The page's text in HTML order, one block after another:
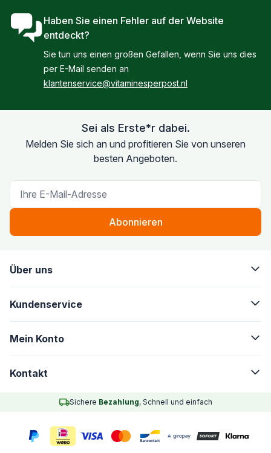
Haben Sie einen Fehler auf der Website
entdeckt?
Sie tun uns einen großen Gefallen, wenn Sie uns dies
per E-Mail senden an
klantenservice@vitaminesperpost.nl
Sei als Erste*r dabei.
Melden Sie sich an und profitieren Sie von unseren
besten Angeboten.
Abonnieren
Über uns
Kundenservice
Mein Konto
Kontakt
Sichere Bezahlung, Schnell und einfach